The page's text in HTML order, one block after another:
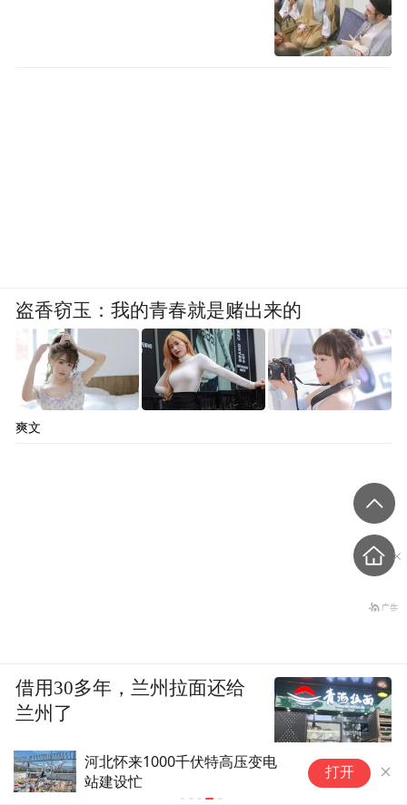
河北怀来1000千伏特高压变电
站建设忙
打开
盗香窃玉：我的青春就是赌出来的
爽文
借用30多年，兰州拉面还给
兰州了